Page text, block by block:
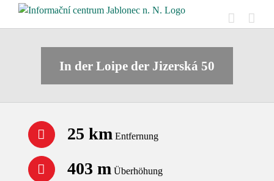
In der Loipe der Jizerská 50
25 km Entfernung
403 m Überhöhung